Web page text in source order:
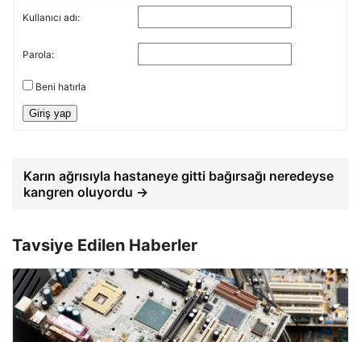
Kullanıcı adı:
Parola:
Beni hatırla
Giriş yap
Karın ağrısıyla hastaneye gitti bağırsağı neredeyse
kangren oluyordu →
Tavsiye Edilen Haberler